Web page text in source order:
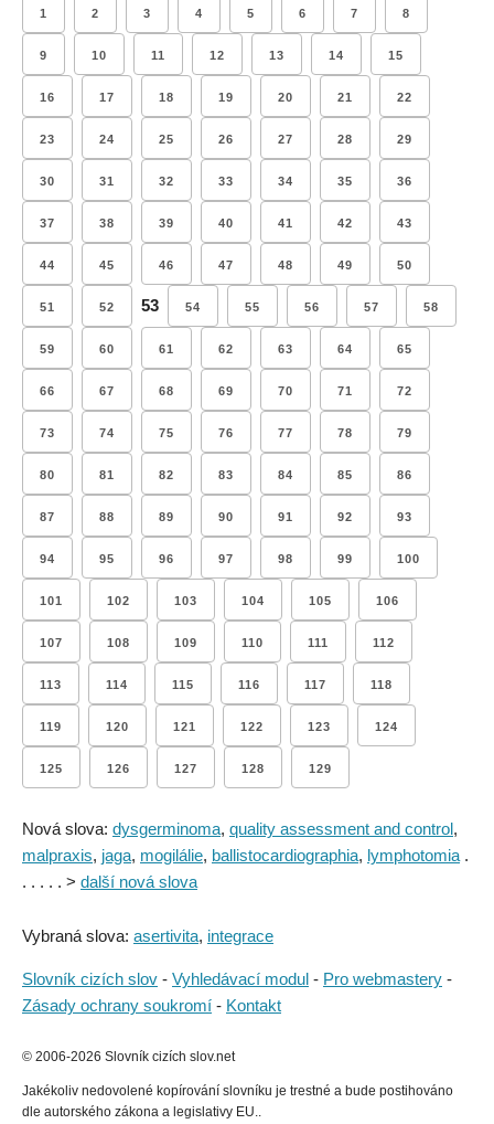
1 2 3 4 5 6 7 8
9 10 11 12 13 14 15
16 17 18 19 20 21 22
23 24 25 26 27 28 29
30 31 32 33 34 35 36
37 38 39 40 41 42 43
44 45 46 47 48 49 50
51 52 53 54 55 56 57 58
59 60 61 62 63 64 65
66 67 68 69 70 71 72
73 74 75 76 77 78 79
80 81 82 83 84 85 86
87 88 89 90 91 92 93
94 95 96 97 98 99 100
101 102 103 104 105 106
107 108 109 110 111 112
113 114 115 116 117 118
119 120 121 122 123 124
125 126 127 128 129
Nová slova: dysgerminoma, quality assessment and control,
malpraxis, jaga, mogilálie, ballistocardiographia, lymphotomia .
. . . . . > další nová slova
Vybraná slova: asertivita, integrace
Slovník cizích slov - Vyhledávací modul - Pro webmastery -
Zásady ochrany soukromí - Kontakt
© 2006-2026 Slovník cizích slov.net
Jakékoliv nedovolené kopírování slovníku je trestné a bude postihováno
dle autorského zákona a legislativy EU..